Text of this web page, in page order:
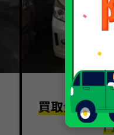
買取金額